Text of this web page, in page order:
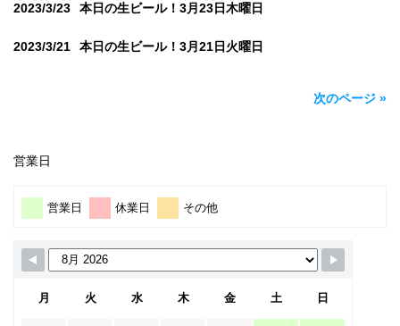
2023/3/23 本日の生ビール！3月23日木曜日
2023/3/21 本日の生ビール！3月21日火曜日
次のページ »
営業日
営業日 休業日 その他
月 火 水 木 金 土 日